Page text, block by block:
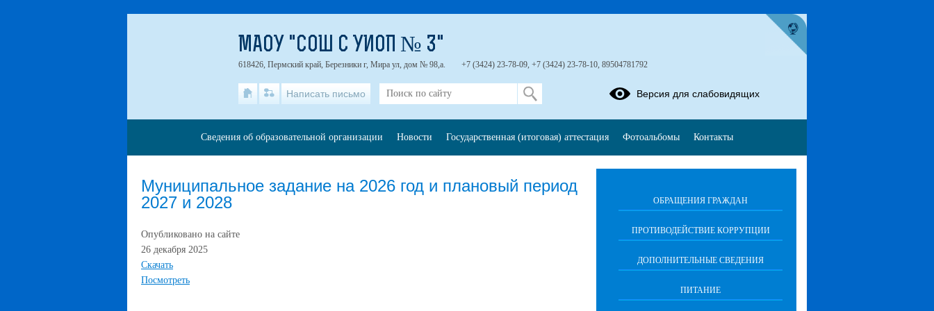
Муниципальное задание на 2026 год и плановый период
2027 и 2028
Опубликовано на сайте
26 декабря 2025
Скачать
Посмотреть
ОБРАЩЕНИЯ ГРАЖДАН
ПРОТИВОДЕЙСТВИЕ КОРРУПЦИИ
ДОПОЛНИТЕЛЬНЫЕ СВЕДЕНИЯ
ПИТАНИЕ
МАОУ "СОШ С УИОП № 3"
618426, Пермский край, Березники г, Мира ул, дом № 98,а. +7 (3424) 23-78-09, +7 (3424) 23-78-10, 89504781792
Написать письмо Версия для слабовидящих
Сведения об образовательной организации Новости Государственная (итоговая) аттестация Фотоальбомы Контакты